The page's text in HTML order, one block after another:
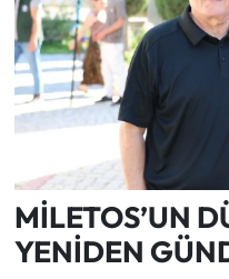
MİLETOS’UN
YENİDEN